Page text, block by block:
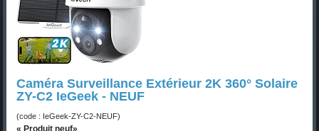
Caméra Surveillance Extérieur 2K 360° Solaire
ZY-C2 IeGeek - NEUF
(code : IeGeek-ZY-C2-NEUF)
« Produit neuf»